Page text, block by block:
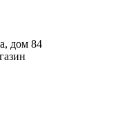
дом 84